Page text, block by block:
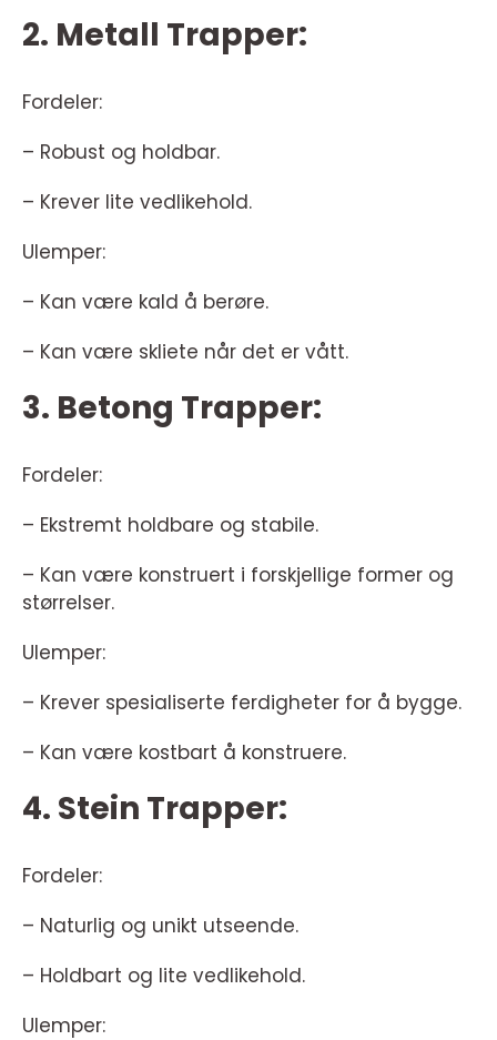
2. Metall Trapper:
Fordeler:
– Robust og holdbar.
– Krever lite vedlikehold.
Ulemper:
– Kan være kald å berøre.
– Kan være skliete når det er vått.
3. Betong Trapper:
Fordeler:
– Ekstremt holdbare og stabile.
– Kan være konstruert i forskjellige former og
størrelser.
Ulemper:
– Krever spesialiserte ferdigheter for å bygge.
– Kan være kostbart å konstruere.
4. Stein Trapper:
Fordeler:
– Naturlig og unikt utseende.
– Holdbart og lite vedlikehold.
Ulemper: